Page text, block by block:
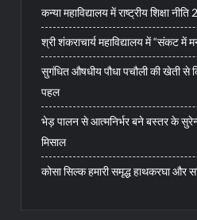
कन्या महाविद्यालय में राष्ट्रीय शिक्षा
श्री शंकराचार्य महाविद्यालय में “संकट में
सुगंधित औषधीय पौधा पचौली की खेती से
पहल
भेड़ पालन से आत्मनिर्भर बने बस्तर के
मिसाल
कोसा सिल्क हमारी समृद्ध हाथकरघा और